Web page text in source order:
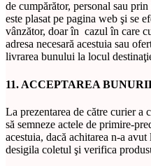
de cumpărător, personal sau
este plasat pe pagina web şi se
vânzător, doar în cazul în care
adresa necesară acestuia sau
livrarea bunului la locul
11. ACCEPTAREA
La prezentarea de către curier a
să semneze actele de primire-
acestuia, dacă achitarea n-a
desigila coletul şi verifica